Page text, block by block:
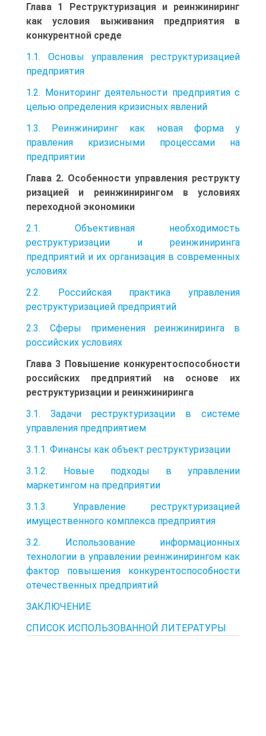
Глава 1 Реструктуризация и реинжиниринг
как условия выживания предприятия в
конкурентной среде
1.1. Основы управления реструктуризацией
предприятия
1.2. Мониторинг деятельности предприятия с
целью определения кризисных явлений
1.3. Реинжиниринг как новая форма у
правления кризисными процессами на
предприятии
Глава 2. Особенности управления реструкту
ризацией и реинжинирингом в условиях
переходной экономики
2.1. Объективная необходимость
реструктуризации и реинжиниринга
предприятий и их организация в современных
условиях
2.2. Российская практика управления
реструктуризацией предприятий
2.3. Сферы применения реинжиниринга в
российских условиях
Глава 3 Повышение конкурентоспособности
российских предприятий на основе их
реструктуризации и реинжиниринга
3.1. Задачи реструктуризации в системе
управления предприятием
3.1.1. Финансы как объект реструктуризации
3.1.2. Новые подходы в управлении
маркетингом на предприятии
3.1.3. Управление реструктуризацией
имущественного комплекса предприятия
3.2. Использование информационных
технологии в управлении реинжинирингом как
фактор повышения конкурентоспособности
отечественных предприятий
ЗАКЛЮЧЕНИЕ
СПИСОК ИСПОЛЬЗОВАННОЙ ЛИТЕРАТУРЫ